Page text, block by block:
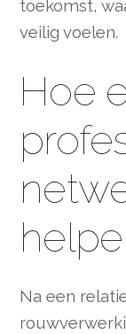
toekomst,
veilig voelen.
Hoe
Na een